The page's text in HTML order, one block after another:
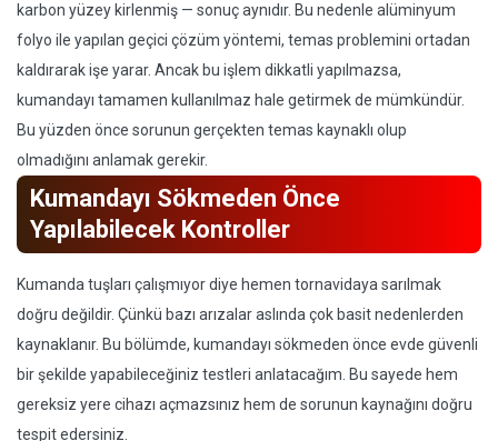
karbon yüzey kirlenmiş — sonuç aynıdır. Bu nedenle alüminyum
folyo ile yapılan geçici çözüm yöntemi, temas problemini ortadan
kaldırarak işe yarar. Ancak bu işlem dikkatli yapılmazsa,
kumandayı tamamen kullanılmaz hale getirmek de mümkündür.
Bu yüzden önce sorunun gerçekten temas kaynaklı olup
olmadığını anlamak gerekir.
Kumandayı Sökmeden Önce
Yapılabilecek Kontroller
Kumanda tuşları çalışmıyor diye hemen tornavidaya sarılmak
doğru değildir. Çünkü bazı arızalar aslında çok basit nedenlerden
kaynaklanır. Bu bölümde, kumandayı sökmeden önce evde güvenli
bir şekilde yapabileceğiniz testleri anlatacağım. Bu sayede hem
gereksiz yere cihazı açmazsınız hem de sorunun kaynağını doğru
tespit edersiniz.